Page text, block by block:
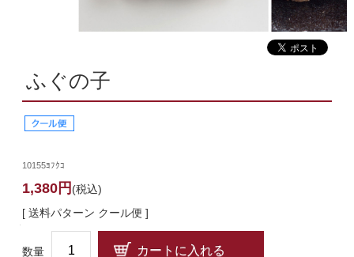
ふぐの子
10155ﾖﾌｸｺ
1,380円 (税込)
[ 送料パターン クール便 ]
数量